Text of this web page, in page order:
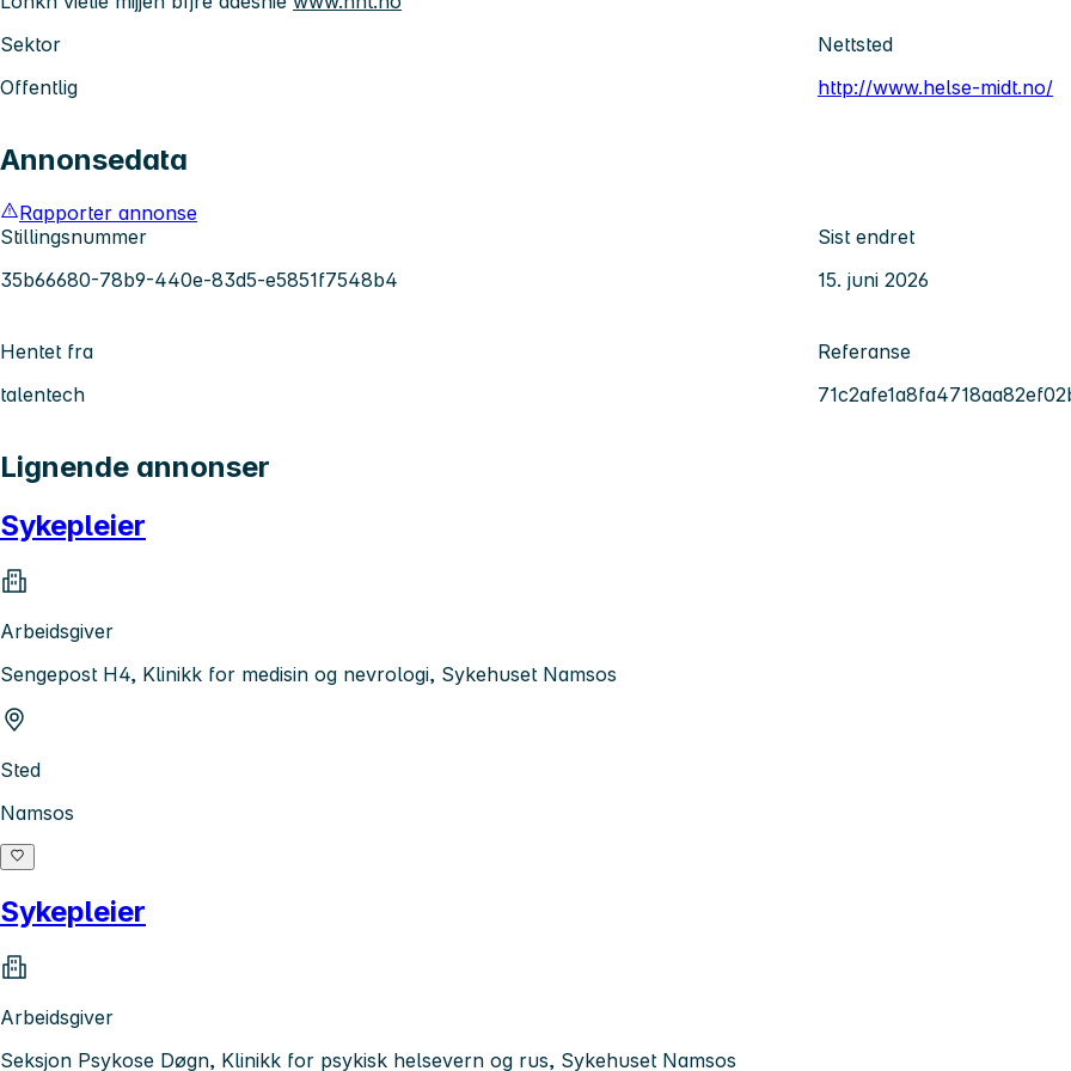
Sektor
Offentlig
Nettsted
http://www.helse-midt.no/
Annonsedata
Rapporter annonse
Stillingsnummer
35b66680-78b9-440e-83d5-e5851f7548b4
Sist endret
15. juni 2026
Hentet fra
talentech
Referanse
Lignende annonser
Sykepleier
Arbeidsgiver
Sengepost H4, Klinikk for medisin og nevrologi, Sykehuset Namsos
Sted
Namsos
Sykepleier
Arbeidsgiver
Seksjon Psykose Døgn, Klinikk for psykisk helsevern og rus, Sykehuset Namsos